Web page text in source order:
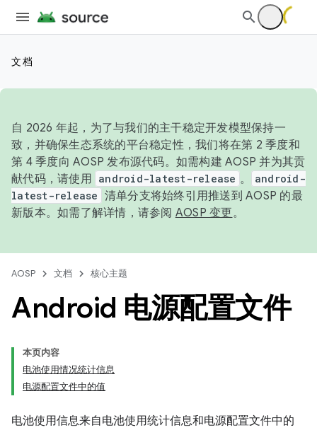
文档
自 2026 年起，为了与我们的主干稳定开发模型保持一
致，并确保生态系统的平台稳定性，我们将在第 2 季度和
第 4 季度向 AOSP 发布源代码。如需构建 AOSP 并为其贡
献代码，请使用 android-latest-release 。
android-
latest-release 清单分支将始终引用推送到 AOSP 的最
新版本。如需了解详情，请参阅 AOSP 变更。
AOSP 文档 核心主题
Android 电源配置文件
本页内容
电池使用情况统计信息
电源配置文件中的值
电池使用信息来自电池使用统计信息和电源配置文件中的